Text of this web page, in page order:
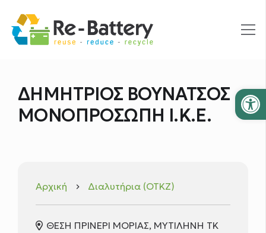
ΔΗΜΗΤΡΙΟΣ ΒΟΥΝΑΤΣΟΣ
ΜΟΝΟΠΡΟΣΩΠΗ Ι.Κ.Ε.
Αρχική keyboard_arrow_right Διαλυτήρια (ΟΤΚΖ)
ΘΕΣΗ ΠΡΙΝΕΡΙ ΜΟΡΙΑΣ, ΜΥΤΙΛΗΝΗ TK